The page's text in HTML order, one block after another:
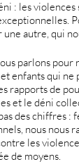
: les
une autre, qui
parlons pour
enfants qui ne
rapports de
et le déni
des chiffres :
nous nous
les
de moyens.